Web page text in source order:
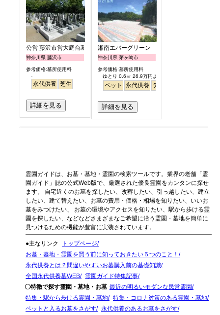
公営 藤沢市営大庭台墓園
神奈川県 藤沢市
参考価格:墓所使用料
-
永代供養 芝生
詳細を見る
湘南エバーグリーン
神奈川県 茅ヶ崎市
参考価格:墓所使用料
ゆとり 0.6㎡ 26.9万円より
ペット 永代供養 デザイン
詳細を見る
霊園ガイドは、お墓・墓地・霊園の検索ツールです。業界の老舗「霊
園ガイド」誌の公式Web版で、厳選された優良霊園をカンタンに探せ
ます。 自宅近くのお墓を探したい、改葬したい、引っ越したい、建立
したい、建て替えたい、お墓の費用・価格・相場を知りたい、いいお
墓をみつけたい、 お墓の環境やアクセスを知りたい、駅から歩ける霊
園を探したい、などなどさまざまなご希望に沿う霊園・墓地を簡単に
見つけるための機能が豊富に実装されています。
●主なリンク
トップページ
お墓・墓地・霊園を買う前に知っておきたい５つのこと！
永代供養とは？間違いやすいお墓購入前の基礎知識
全国永代供養墓WEB
霊園ガイド特集記事
〇特徴で探す霊園・墓地・お墓 最近の明るいモダンな民営霊園
特集・駅から歩ける霊園・墓地
特集・コロナ対策のある霊園・墓地
ペットと入るお墓をさがす
永代供養のあるお墓をさがす